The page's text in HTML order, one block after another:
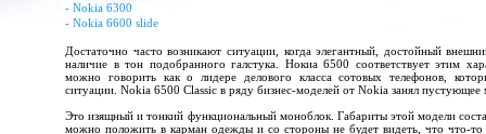
- Nokia 6300
- Nokia 6600 slide
Достаточно часто возникают ситуации, когда элегантный, достойный
наличие в тон подобранного галстука. Нокиа 6500 соответствует этим
можно говорить как о лидере делового класса сотовых телефонов,
ситуации. Nokia 6500 Classic в ряду бизнес-моделей от Nokia занял пустующее
Это изящный и тонкий функциональный моноблок. Габариты этой модели
можно положить в карман одежды и со стороны не будет видеть, что что-то